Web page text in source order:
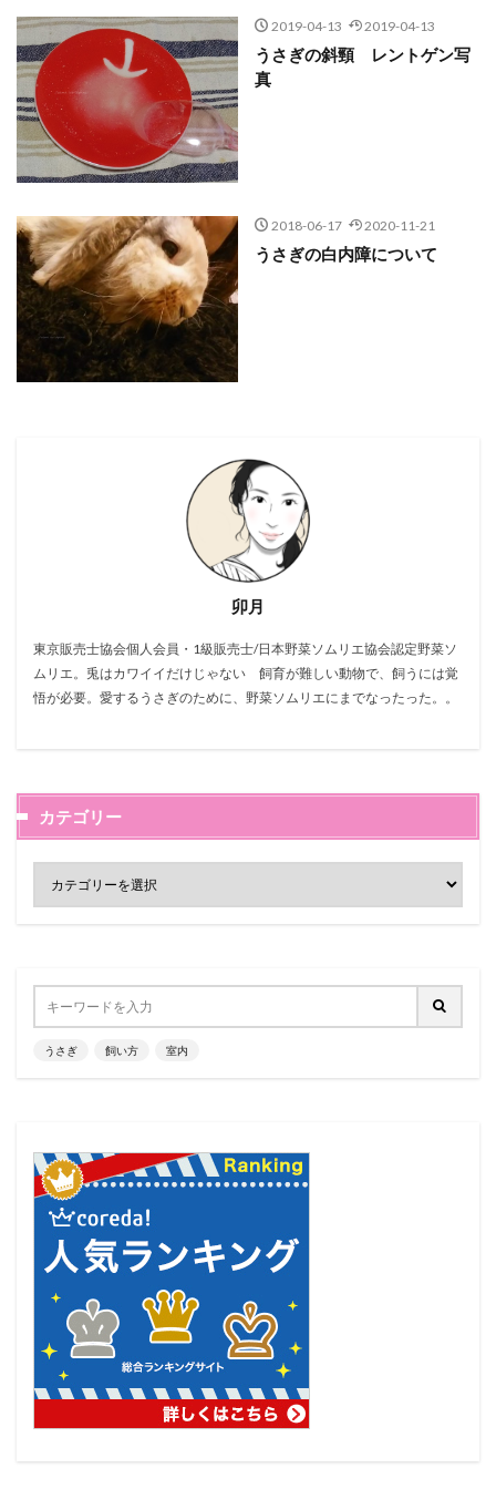
2019-04-13 2019-04-13
うさぎの斜頸 レントゲン写
真
2018-06-17 2020-11-21
うさぎの白内障について
卯月
東京販売士協会個人会員・1級販売士/日本野菜ソムリエ協会認定野菜ソ
ムリエ。兎はカワイイだけじゃない 飼育が難しい動物で、飼うには覚
悟が必要。愛するうさぎのために、野菜ソムリエにまでなったった。。
カテゴリー
うさぎ 飼い方 室内